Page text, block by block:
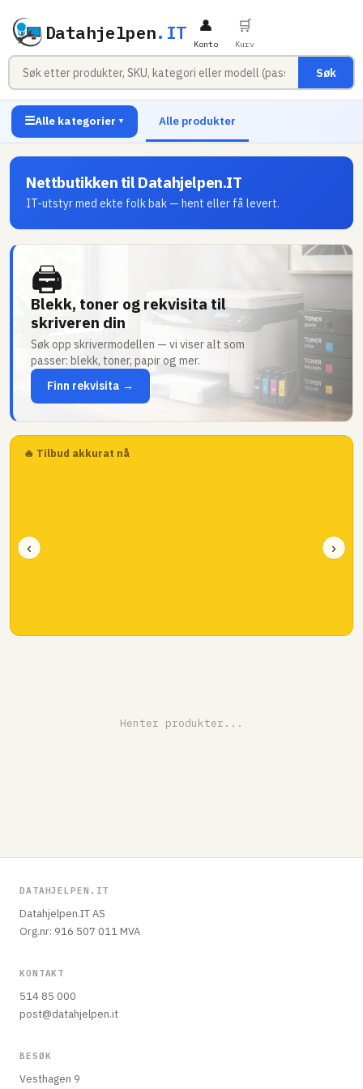
Datahjelpen.IT
Søk
👤
Konto
🛒
Kurv
☰Alle kategorier ▼ Alle produkter
Nettbutikken til Datahjelpen.IT
IT-utstyr med ekte folk bak — hent eller få levert.
🖨
Blekk, toner og rekvisita til
skriveren din
Søk opp skrivermodellen — vi viser alt som
passer: blekk, toner, papir og mer.
Finn rekvisita →
🔥 Tilbud akkurat nå
‹ ›
Henter produkter...
DATAHJELPEN.IT
Datahjelpen.IT AS
Org.nr: 916 507 011 MVA
KONTAKT
514 85 000
post@datahjelpen.it
BESØK
Vesthagen 9